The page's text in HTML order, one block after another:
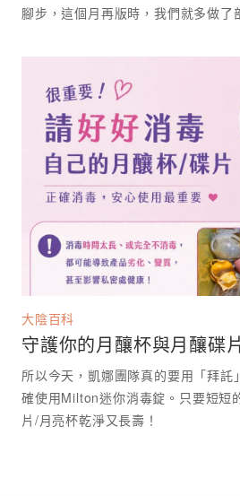
腳步，這個月再版時，我們就多做了
大陰百科
守護你的月釀杯與月釀碟
所以今天，凱娜團隊真的要用「拜託
確使用Milton迷你消毒錠。只要短短